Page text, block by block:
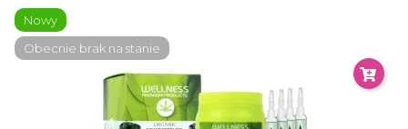
Nowy
Obecnie brak na stanie